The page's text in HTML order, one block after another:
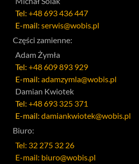
Tel: +48 693 436 447
E-mail: serwis@wobis.pl
Części zamienne:
Adam Żymła
Tel: +48 609 893 929
E-mail: adamzymla@wobis.pl
Damian Kwiotek
Tel: +48 693 325 371
E-mail: damiankwiotek@wobis.pl
Biuro:
Tel: 32 275 32 26
E-mail: biuro@wobis.pl